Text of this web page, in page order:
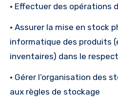
• Effectuer des opérations
• Assurer la mise en stock
informatique des produits
inventaires) dans le
• Gérer l’organisation des
aux règles de stockage